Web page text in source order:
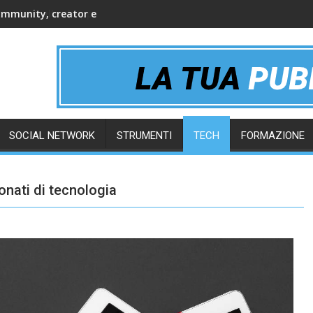
creator e gruppi online
SOCIAL NETWORK STRUMENTI TECH FORMAZIONE
di tecnologia